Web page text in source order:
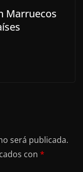
Marruecos
será publicada.
con *